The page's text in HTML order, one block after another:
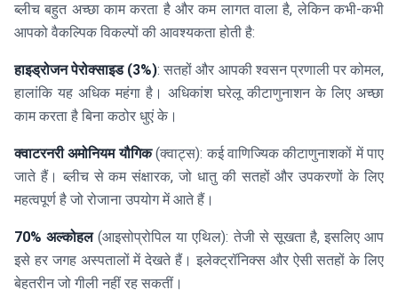
ब्लीच बहुत अच्छा काम करता है और कम लागत वाला है, लेकिन कभी-कभी
आपको वैकल्पिक विकल्पों की आवश्यकता होती है:
हाइड्रोजन पेरोक्साइड (3%): सतहों और आपकी श्वसन प्रणाली पर कोमल,
हालांकि यह अधिक महंगा है। अधिकांश घरेलू कीटाणुनाशन के लिए अच्छा
काम करता है बिना कठोर धुएं के।
क्वाटरनरी अमोनियम यौगिक(क्वाट्स): कई वाणिज्यिक कीटाणुनाशकों में पाए
जाते हैं। ब्लीच से कम संक्षारक, जो धातु की सतहों और उपकरणों के लिए
महत्वपूर्ण है जो रोजाना उपयोग में आते हैं।
70% अल्कोहल(आइसोप्रोपिल या एथिल): तेजी से सूखता है, इसलिए आप
इसे हर जगह अस्पतालों में देखते हैं। इलेक्ट्रॉनिक्स और ऐसी सतहों के लिए
बेहतरीन जो गीली नहीं रह सकतीं।